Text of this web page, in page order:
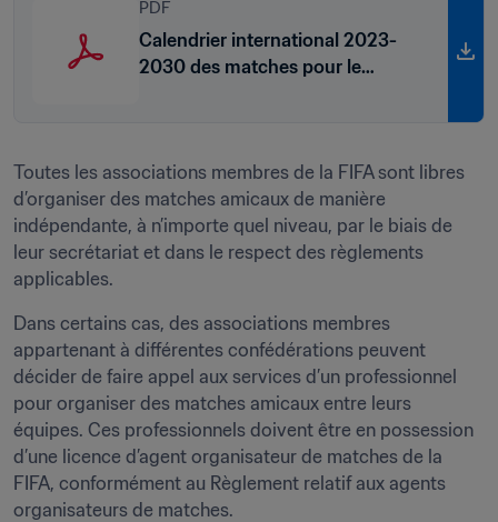
PDF
Calendrier international 2023-
2030 des matches pour le
Toutes les associations membres de la FIFA sont libres
d’organiser des matches amicaux de manière
indépendante, à n’importe quel niveau, par le biais de
leur secrétariat et dans le respect des règlements
applicables.
Dans certains cas, des associations membres
appartenant à différentes confédérations peuvent
décider de faire appel aux services d’un professionnel
pour organiser des matches amicaux entre leurs
équipes. Ces professionnels doivent être en possession
d’une licence d’agent organisateur de matches de la
FIFA, conformément au Règlement relatif aux agents
organisateurs de matches.